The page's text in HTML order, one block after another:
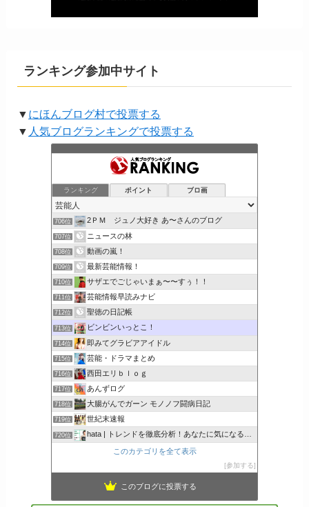
ランキング参加中サイト
▼ にほんブログ村で投票する
▼ 人気ブログランキングで投票する
ランキング ポイント ブロ画
706位 2ＰＭ ジュノ大好き あ〜さんのブログ
707位 ニュースの林
708位 動画の嵐！
709位 最新芸能情報！
710位 サザエでごじゃいまぁ〜〜すぅ！！
711位 芸能情報早読みナビ
712位 聖徳の日記帳
713位 ビンビンいっとこ！
714位 即みてグラビアアイドル
715位 芸能・ドラマまとめ
716位 西田エリｂｌｏｇ
717位 あんずログ
718位 大腸がんでガーン モノノフ闘病日記
719位 世紀末速報
720位 hata | トレンドを徹底分析！あなたに気になるここで解決
このカテゴリを全て表示
参加する
このブログに投票する